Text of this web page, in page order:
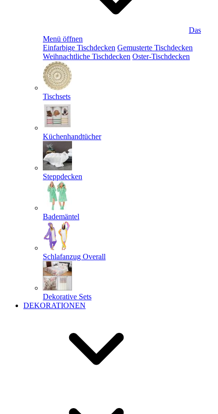
Das
Menü öffnen
Einfarbige Tischdecken Gemusterte Tischdecken
Weihnachtliche Tischdecken Oster-Tischdecken
Tischsets
Küchenhandtücher
Steppdecken
Bademäntel
Schlafanzug Overall
Dekorative Sets
DEKORATIONEN